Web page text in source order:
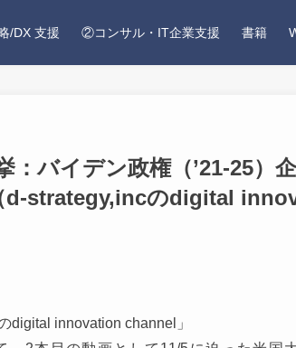
/DX 支援 ②コンサル・IT企業支援 書籍
：バイデン政権（’21-25）
d-strategy,incのdigital
digital innovation channel」